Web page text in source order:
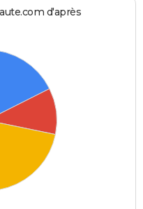
d'après